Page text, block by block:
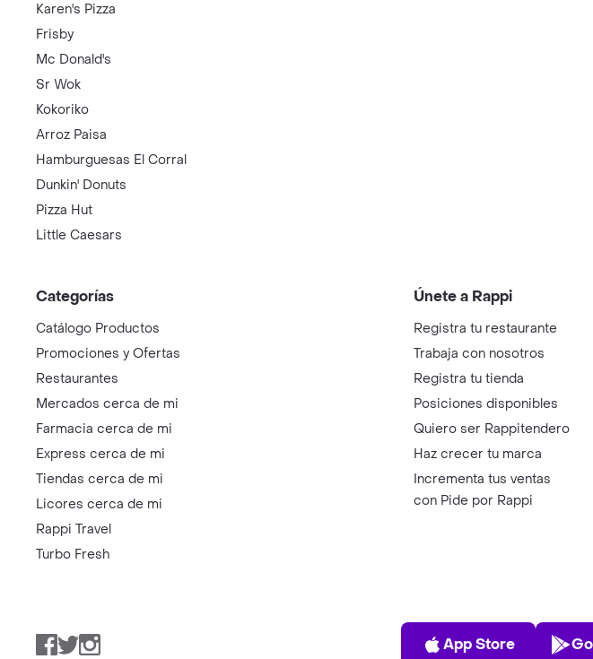
Karen's Pizza
Frisby
Mc Donald's
Sr Wok
Kokoriko
Arroz Paisa
Hamburguesas El Corral
Dunkin' Donuts
Pizza Hut
Little Caesars
Categorías
Catálogo Productos
Promociones y Ofertas
Restaurantes
Mercados cerca de mi
Farmacia cerca de mi
Express cerca de mi
Tiendas cerca de mi
Licores cerca de mi
Rappi Travel
Turbo Fresh
Únete a Rappi
Registra tu restaurante
Trabaja con nosotros
Registra tu tienda
Posiciones disponibles
Quiero ser Rappitendero
Haz crecer tu marca
Incrementa tus ventas
con Pide por Rappi
Facebook
TwitterInstagram
App Store
App Store